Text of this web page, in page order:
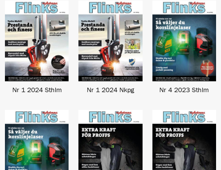
Nr 1 2024 Sthlm Nr 1 2024 Nkpg Nr 4 2023 Sthlm